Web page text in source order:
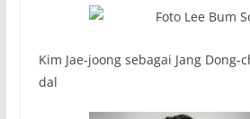
Kim Jae-joong sebagai Jang Dong-
dal